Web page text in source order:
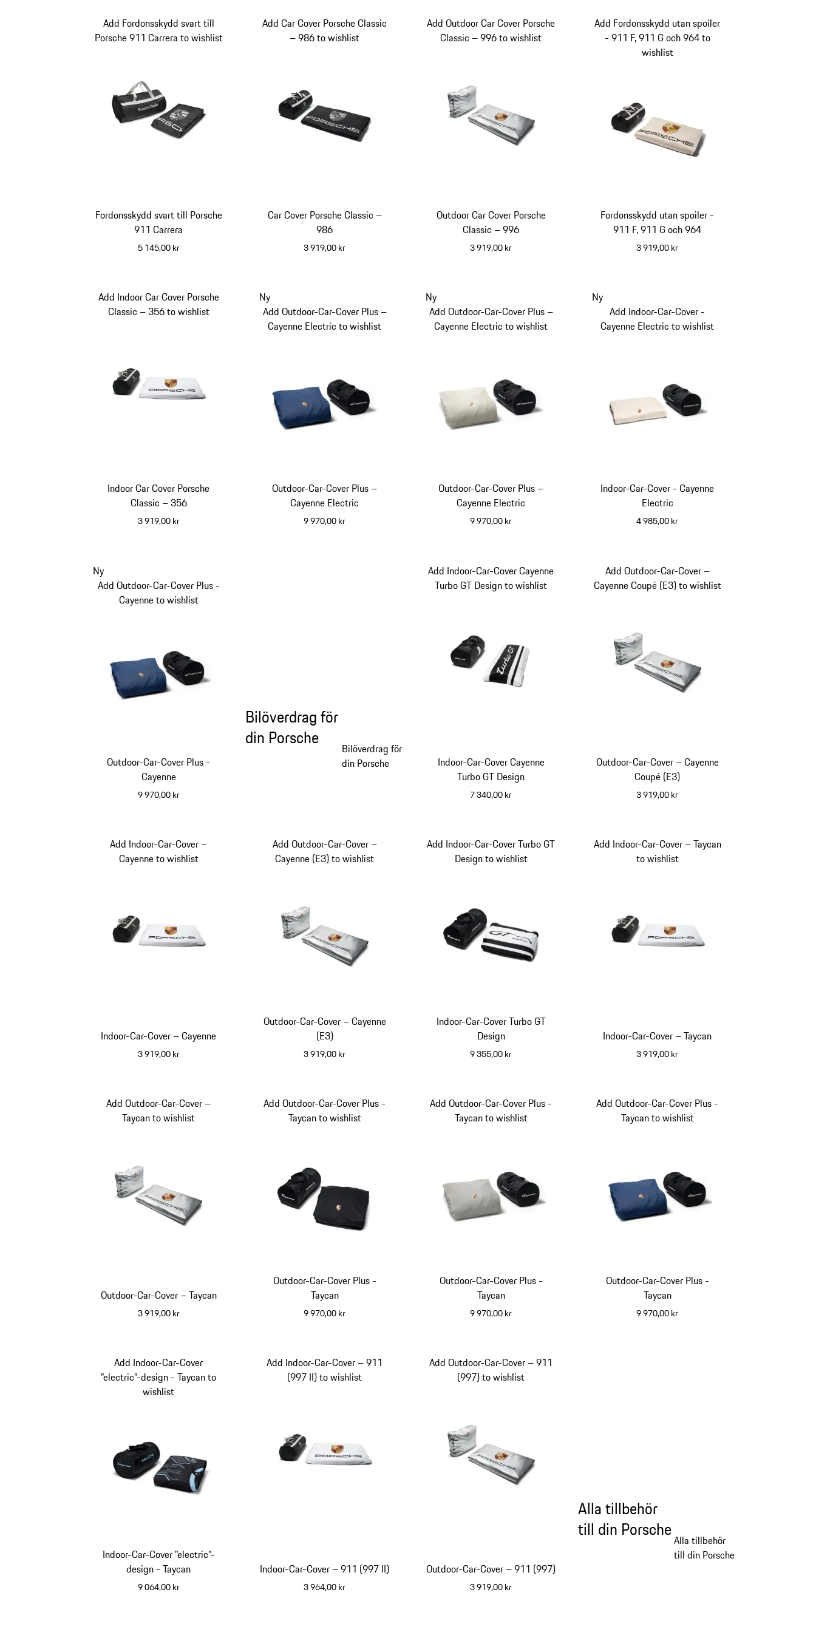
Fordonsskydd svart till Porsche
911 Carrera
5 145,00 kr
Add Fordonsskydd svart till
Porsche 911 Carrera to wishlist
Car Cover Porsche Classic –
986
3 919,00 kr
Add Car Cover Porsche Classic
– 986 to wishlist
Outdoor Car Cover Porsche
Classic – 996
3 919,00 kr
Add Outdoor Car Cover Porsche
Classic – 996 to wishlist
Fordonsskydd utan spoiler -
911 F, 911 G och 964
3 919,00 kr
Add Fordonsskydd utan spoiler
- 911 F, 911 G och 964 to
wishlist
Indoor Car Cover Porsche
Classic – 356
3 919,00 kr
Add Indoor Car Cover Porsche
Classic – 356 to wishlist
Outdoor-Car-Cover Plus –
Cayenne Electric
9 970,00 kr
Ny
Add Outdoor-Car-Cover Plus –
Cayenne Electric to wishlist
Outdoor-Car-Cover Plus –
Cayenne Electric
9 970,00 kr
Ny
Add Outdoor-Car-Cover Plus –
Cayenne Electric to wishlist
Indoor-Car-Cover - Cayenne
Electric
4 985,00 kr
Ny
Add Indoor-Car-Cover -
Cayenne Electric to wishlist
Outdoor-Car-Cover Plus -
Cayenne
9 970,00 kr
Ny
Add Outdoor-Car-Cover Plus -
Cayenne to wishlist
Bilöverdrag för
din Porsche
Bilöverdrag för
din Porsche
Indoor-Car-Cover Cayenne
Turbo GT Design
7 340,00 kr
Add Indoor-Car-Cover Cayenne
Turbo GT Design to wishlist
Outdoor-Car-Cover – Cayenne
Coupé (E3)
3 919,00 kr
Add Outdoor-Car-Cover –
Cayenne Coupé (E3) to wishlist
Indoor-Car-Cover – Cayenne
3 919,00 kr
Add Indoor-Car-Cover –
Cayenne to wishlist
Outdoor-Car-Cover – Cayenne
(E3)
3 919,00 kr
Add Outdoor-Car-Cover –
Cayenne (E3) to wishlist
Indoor-Car-Cover Turbo GT
Design
9 355,00 kr
Add Indoor-Car-Cover Turbo GT
Design to wishlist
Indoor-Car-Cover – Taycan
3 919,00 kr
Add Indoor-Car-Cover – Taycan
to wishlist
Outdoor-Car-Cover – Taycan
3 919,00 kr
Add Outdoor-Car-Cover –
Taycan to wishlist
Outdoor-Car-Cover Plus -
Taycan
9 970,00 kr
Add Outdoor-Car-Cover Plus -
Taycan to wishlist
Outdoor-Car-Cover Plus -
Taycan
9 970,00 kr
Add Outdoor-Car-Cover Plus -
Taycan to wishlist
Outdoor-Car-Cover Plus -
Taycan
9 970,00 kr
Add Outdoor-Car-Cover Plus -
Taycan to wishlist
Indoor-Car-Cover ”electric”-
design - Taycan
9 064,00 kr
Add Indoor-Car-Cover
”electric”-design - Taycan to
wishlist
Indoor-Car-Cover – 911 (997 II)
3 964,00 kr
Add Indoor-Car-Cover – 911
(997 II) to wishlist
Outdoor-Car-Cover – 911 (997)
3 919,00 kr
Add Outdoor-Car-Cover – 911
(997) to wishlist
Alla tillbehör
till din PorscheAlla tillbehör
till din Porsche